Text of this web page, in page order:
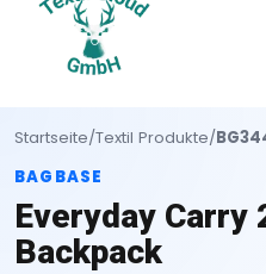
Startseite/Textil Produkte/
BAGBASE
Everyday Carry
Backpack